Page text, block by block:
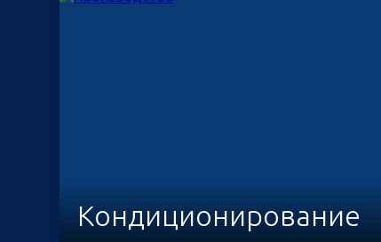
Кондиционирование